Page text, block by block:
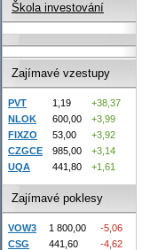
Škola investování
Zajímavé vzestupy
PVT 1,19
+38,37
NLOK
600,00
+3,99
FIXZO
53,00
+3,92
CZGCE
985,00
+3,14
UQA
441,80 +1,61
Zajímavé poklesy
VOW3 1 800,00
-5,06
CSG
441,60
-4,62